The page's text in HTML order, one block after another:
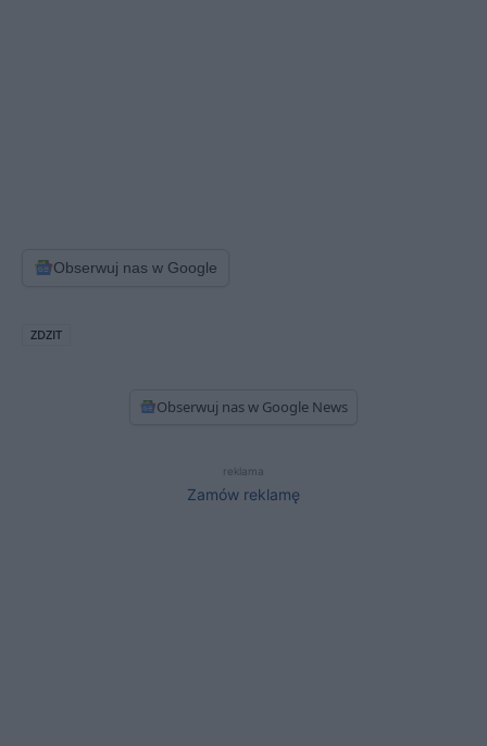
Obserwuj nas w Google
ZDZIT
Obserwuj nas w Google News
reklama
Zamów reklamę